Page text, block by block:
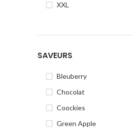
XXL
SAVEURS
Bleuberry
Chocolat
Coockies
Green Apple